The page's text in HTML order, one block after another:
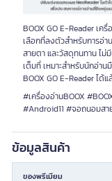
BOOX GO E-Reader เ
เลือกที่ลงตัวสำหรับการอ่
สายตา และวัสดุทนทาน ไ
เต็มที่ เหมาะสำหรับนักอ่า
BOOX GO E-Reader ไ
#เครื่องอ่านBOOX
#Android11 #จอถนอมสา
ข้อมูลสินค้า
ของพรีเมียม